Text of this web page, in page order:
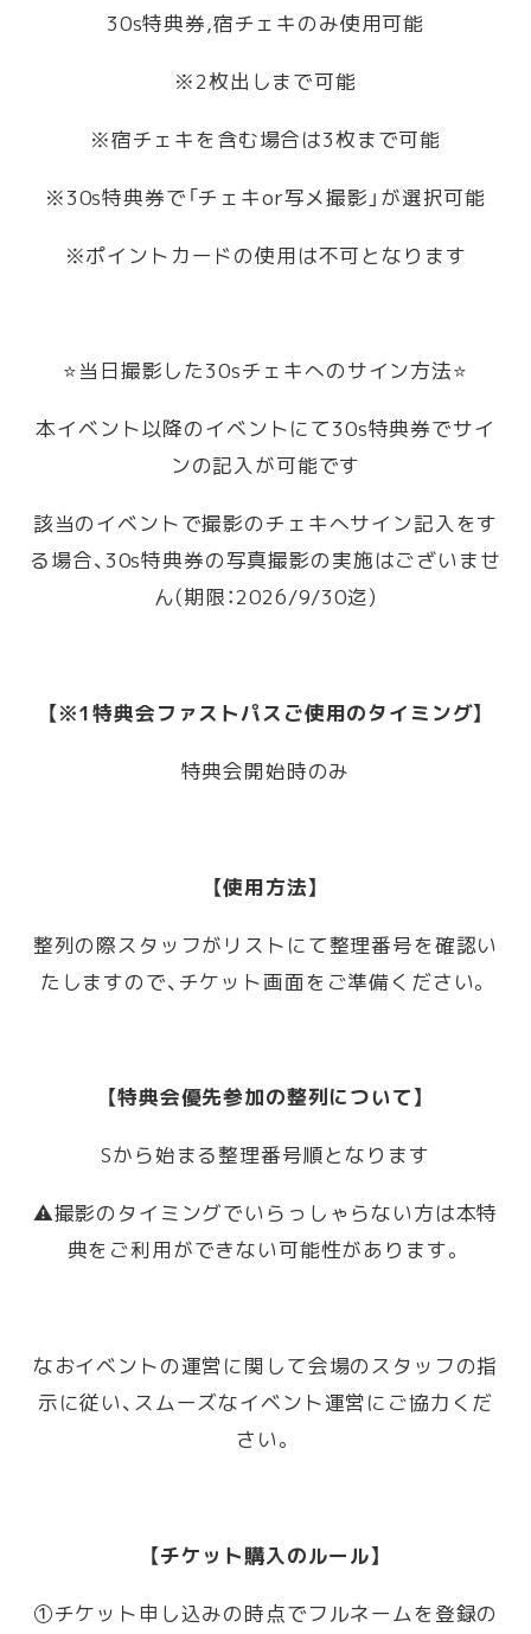
30s特典券,宿チェキのみ使用可能
※2枚出しまで可能
※宿チェキを含む場合は3枚まで可能
※30s特典券で「チェキor写メ撮影」が選択可能
※ポイントカードの使用は不可となります
⭐️当日撮影した30sチェキへのサイン方法⭐️
本イベント以降のイベントにて30s特典券でサイ
ンの記入が可能です
該当のイベントで撮影のチェキへサイン記入をす
る場合、30s特典券の写真撮影の実施はございませ
ん(期限：2026/9/30迄)
【※1特典会ファストパスご使用のタイミング】
特典会開始時のみ
【使用方法】
整列の際スタッフがリストにて整理番号を確認い
たしますので、チケット画面をご準備ください。
【特典会優先参加の整列について】
Sから始まる整理番号順となります
⚠️撮影のタイミングでいらっしゃらない方は本特
典をご利用ができない可能性があります。
なおイベントの運営に関して会場のスタッフの指
示に従い、スムーズなイベント運営にご協力くだ
さい。
【チケット購入のルール】
①チケット申し込みの時点でフルネームを登録の